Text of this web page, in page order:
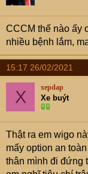
CCCM thế nào ấy
nhiều bệnh lắm,
15:17 26/02/2021
X xepdap
Xe buýt
Thật ra em wigo
mấy option an
thân mình đi đứng